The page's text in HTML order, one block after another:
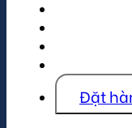
Đặt